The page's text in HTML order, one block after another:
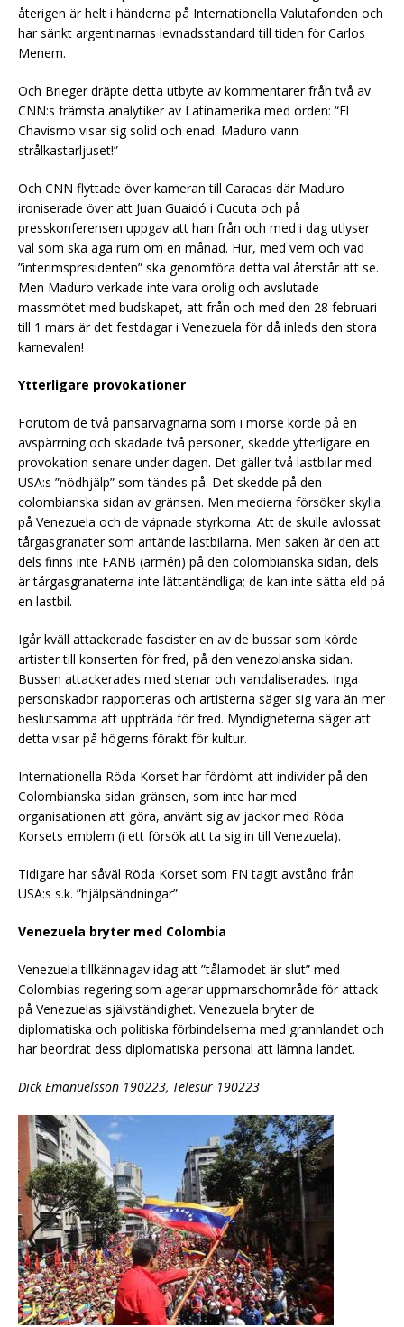
återigen är helt i händerna på Internationella Valutafonden och
har sänkt argentinarnas levnadsstandard till tiden för Carlos
Menem.
Och Brieger dräpte detta utbyte av kommentarer från två av
CNN:s främsta analytiker av Latinamerika med orden: “El
Chavismo visar sig solid och enad. Maduro vann
strålkastarljuset!”
Och CNN flyttade över kameran till Caracas där Maduro
ironiserade över att Juan Guaidó i Cucuta och på
presskonferensen uppgav att han från och med i dag utlyser
val som ska äga rum om en månad. Hur, med vem och vad
”interimspresidenten” ska genomföra detta val återstår att se.
Men Maduro verkade inte vara orolig och avslutade
massmötet med budskapet, att från och med den 28 februari
till 1 mars är det festdagar i Venezuela för då inleds den stora
karnevalen!
Ytterligare provokationer
Förutom de två pansarvagnarna som i morse körde på en
avspärrning och skadade två personer, skedde ytterligare en
provokation senare under dagen. Det gäller två lastbilar med
USA:s ”nödhjälp” som tändes på. Det skedde på den
colombianska sidan av gränsen. Men medierna försöker skylla
på Venezuela och de väpnade styrkorna. Att de skulle avlossat
tårgasgranater som antände lastbilarna. Men saken är den att
dels finns inte FANB (armén) på den colombianska sidan, dels
är tårgasgranaterna inte lättantändliga; de kan inte sätta eld på
en lastbil.
Igår kväll attackerade fascister en av de bussar som körde
artister till konserten för fred, på den venezolanska sidan.
Bussen attackerades med stenar och vandaliserades. Inga
personskador rapporteras och artisterna säger sig vara än mer
beslutsamma att uppträda för fred. Myndigheterna säger att
detta visar på högerns förakt för kultur.
Internationella Röda Korset har fördömt att individer på den
Colombianska sidan gränsen, som inte har med
organisationen att göra, använt sig av jackor med Röda
Korsets emblem (i ett försök att ta sig in till Venezuela).
Tidigare har såväl Röda Korset som FN tagit avstånd från
USA:s s.k. ”hjälpsändningar”.
Venezuela bryter med Colombia
Venezuela tillkännagav idag att ”tålamodet är slut” med
Colombias regering som agerar uppmarschområde för attack
på Venezuelas självständighet. Venezuela bryter de
diplomatiska och politiska förbindelserna med grannlandet och
har beordrat dess diplomatiska personal att lämna landet.
Dick Emanuelsson 190223, Telesur 190223